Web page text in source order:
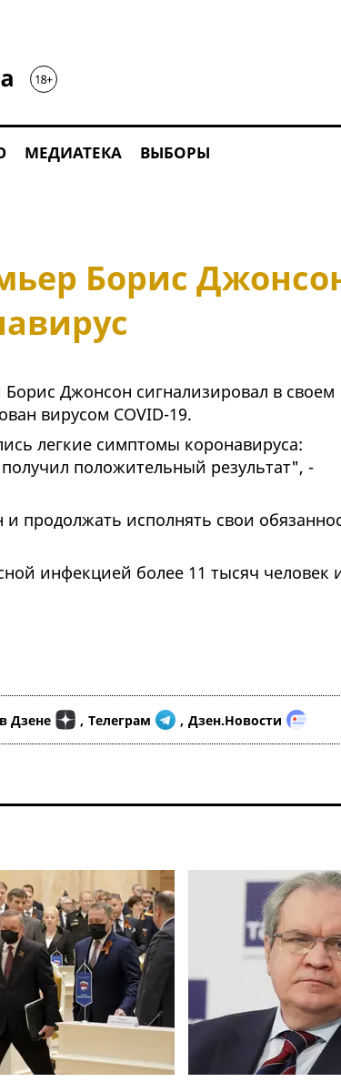
МЕДИАТЕКА ВЫБОРЫ
Борис
Джонсон сигнализировал в своем
вирусом COVID-19.
легкие симптомы коронавируса:
положительный результат", -
продолжать исполнять свои
инфекцией более 11 тысяч человек
в Дзене , Телеграм , Дзен.Новости